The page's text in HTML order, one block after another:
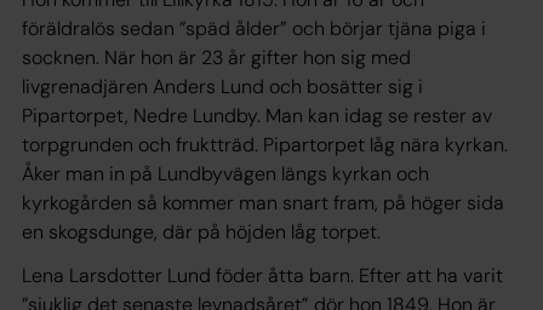
föräldralös sedan ”späd ålder” och börjar tjäna piga i
socknen. När hon är 23 år gifter hon sig med
livgrenadjären Anders Lund och bosätter sig i
Pipartorpet, Nedre Lundby. Man kan idag se rester av
torpgrunden och fruktträd. Pipartorpet låg nära kyrkan.
Åker man in på Lundbyvägen längs kyrkan och
kyrkogården så kommer man snart fram, på höger sida
en skogsdunge, där på höjden låg torpet.
Lena Larsdotter Lund föder åtta barn. Efter att ha varit
”sjuklig det senaste levnadsåret” dör hon 1849. Hon är